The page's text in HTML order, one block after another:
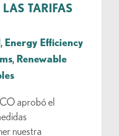
TARIFAS
Energy Efficiency
Renewable
aprobó el
nuestra